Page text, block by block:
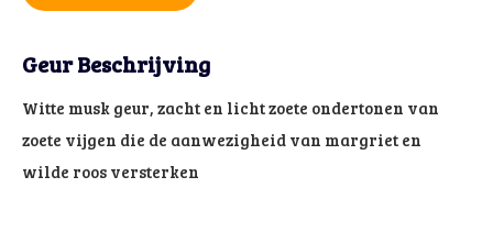
Geur Beschrijving
Witte musk geur, zacht en licht zoete ondertonen van
zoete vijgen die de aanwezigheid van margriet en
wilde roos versterken